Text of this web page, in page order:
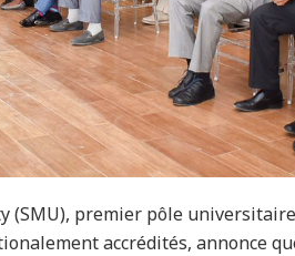
(SMU), premier pôle
accrédités, annonce